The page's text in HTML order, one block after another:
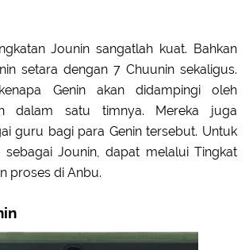
Jounin sangatlah kuat. Bahkan
setara dengan 7 Chuunin sekaligus.
Genin akan didampingi oleh
dalam satu timnya. Mereka juga
guru bagi para Genin tersebut. Untuk
sebagai Jounin, dapat melalui Tingkat
proses di Anbu.